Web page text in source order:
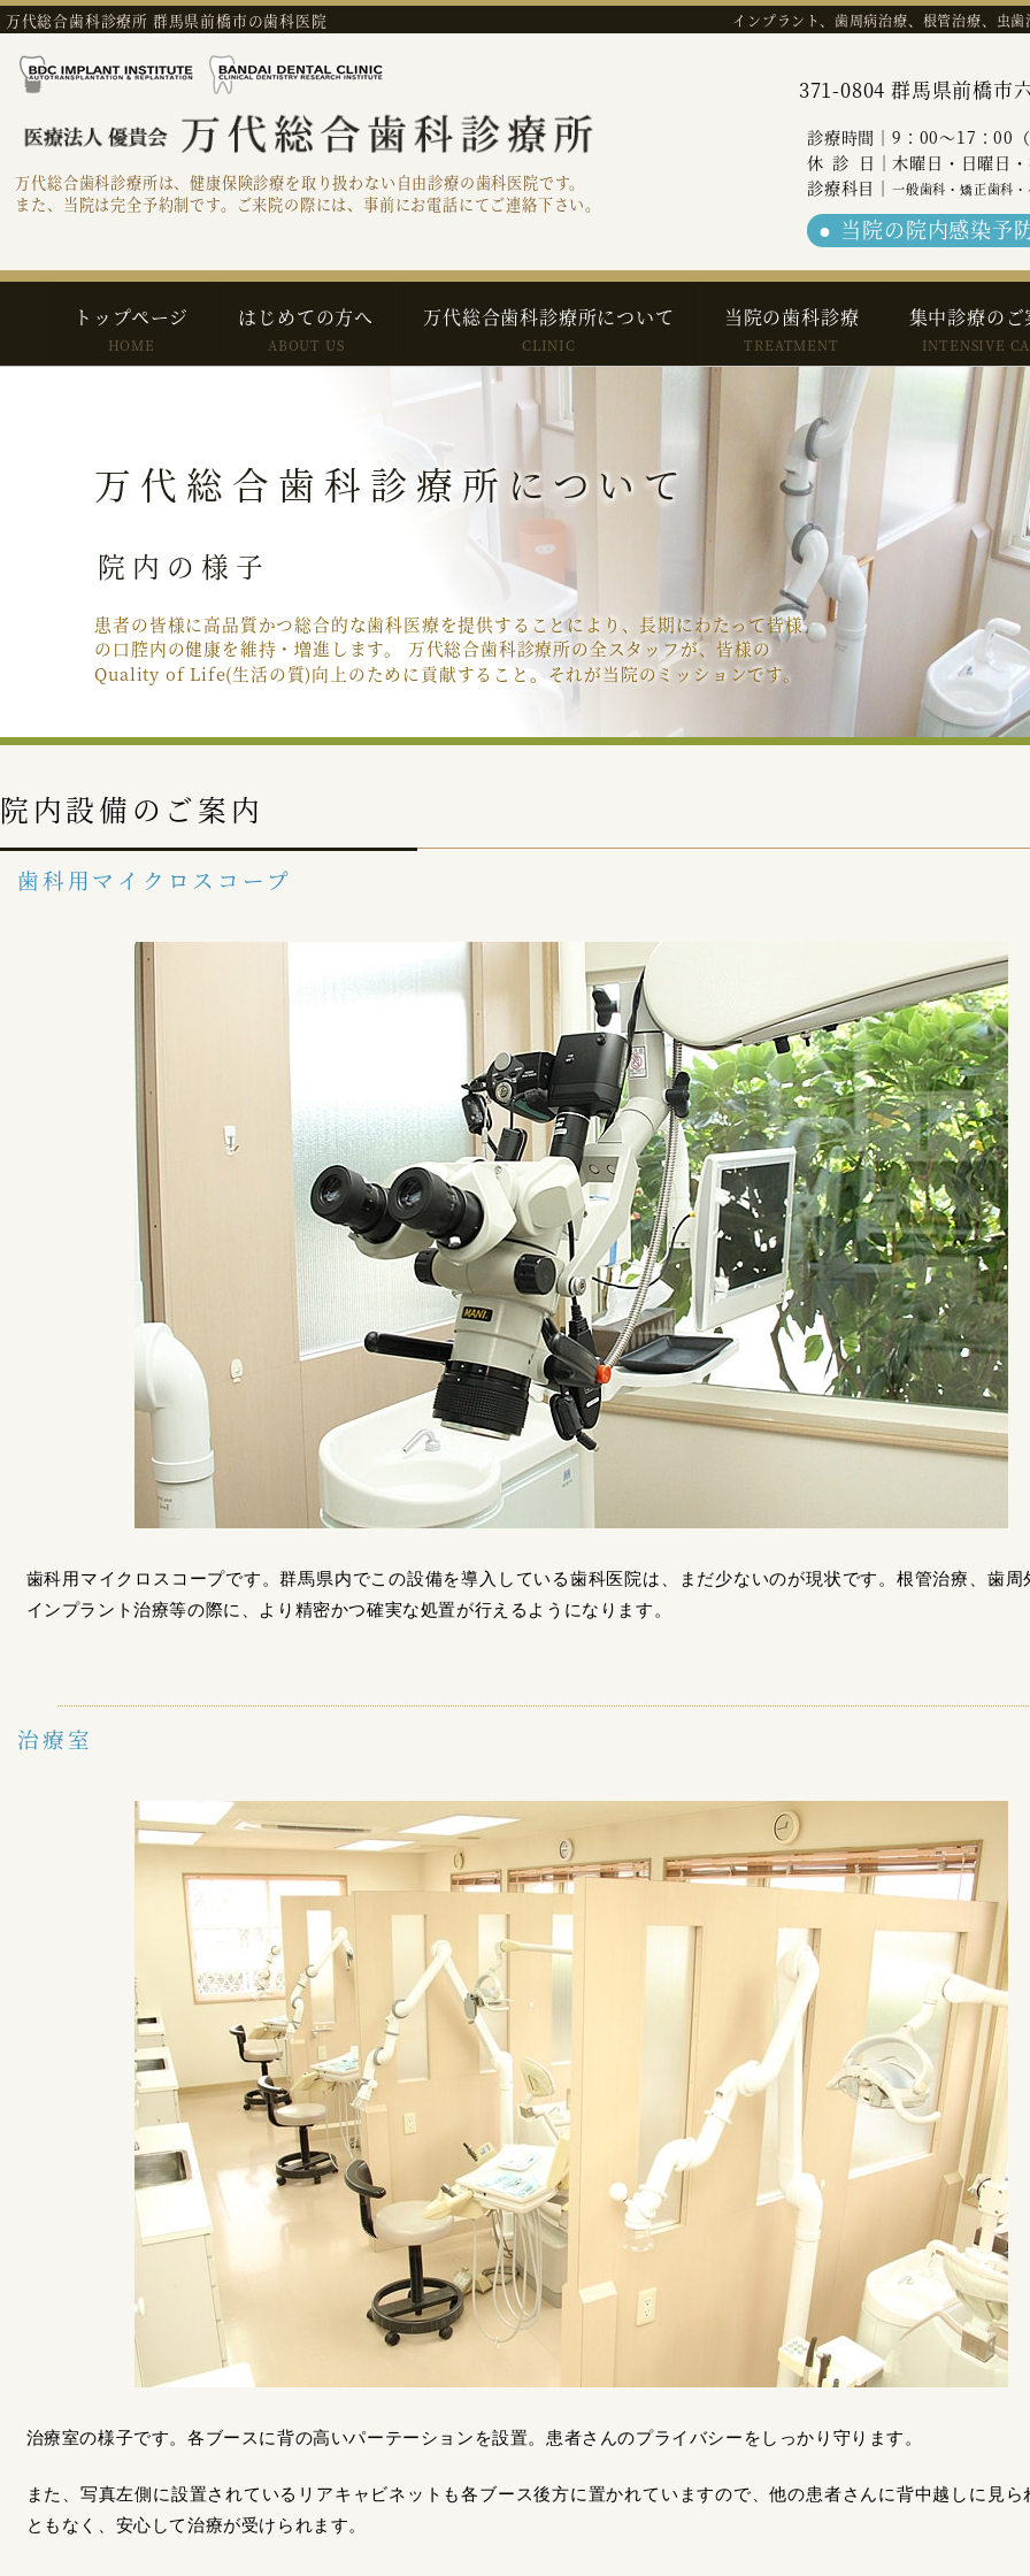
万代総合歯科診療所 群馬県前橋市の歯科医院 インプラント、歯周病治療、根管治療、虫
万代総合歯科診療所は、健康保険診療を取り扱わない自由診療の歯科医院です。
また、当院は完全予約制です。ご来院の際には、事前にお電話にてご連絡下さい。
371-0804 群馬県前橋
診療時間｜9：00～17：00
休診 日｜木曜日・日曜日
診療科目｜ 一般歯科・矯正歯科
当院の院内感染予
トップページ
HOME
はじめての方へ
ABOUT US
万代総合歯科診療所について
CLINIC
当院の歯科診療
TREATMENT
集中診療のご
INTENSIVE
万代総合歯科診療所について
院内の様子
患者の皆様に高品質かつ総合的な歯科医療を提供することにより、長期にわたって皆様
の口腔内の健康を維持・増進します。 万代総合歯科診療所の全スタッフが、皆様の
Quality of Life(生活の質)向上のために貢献すること。それが当院のミッションです。
院内設備のご案内
歯科用マイクロスコープ
歯科用マイクロスコープです。群馬県内でこの設備を導入している歯科医院は、まだ少ないのが現状です。根管治療、歯周
インプラント治療等の際に、より精密かつ確実な処置が行えるようになります。
治療室
治療室の様子です。各ブースに背の高いパーテーションを設置。患者さんのプライバシーをしっかり守ります。
また、写真左側に設置されているリアキャビネットも各ブース後方に置かれていますので、他の患者さんに背中越しに見ら
ともなく、安心して治療が受けられます。